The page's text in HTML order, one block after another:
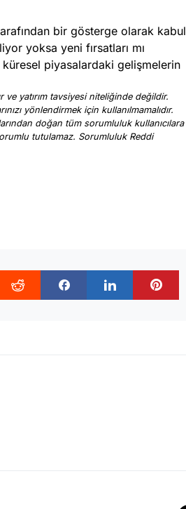
bir gösterge olarak kabul
yoksa yeni fırsatları mı
küresel piyasalardaki gelişmelerin
ve yatırım tavsiyesi niteliğinde değildir.
yönlendirmek için kullanılmamalıdır.
doğan tüm sorumluluk kullanıcılara
tutulamaz. Sorumluluk Reddi